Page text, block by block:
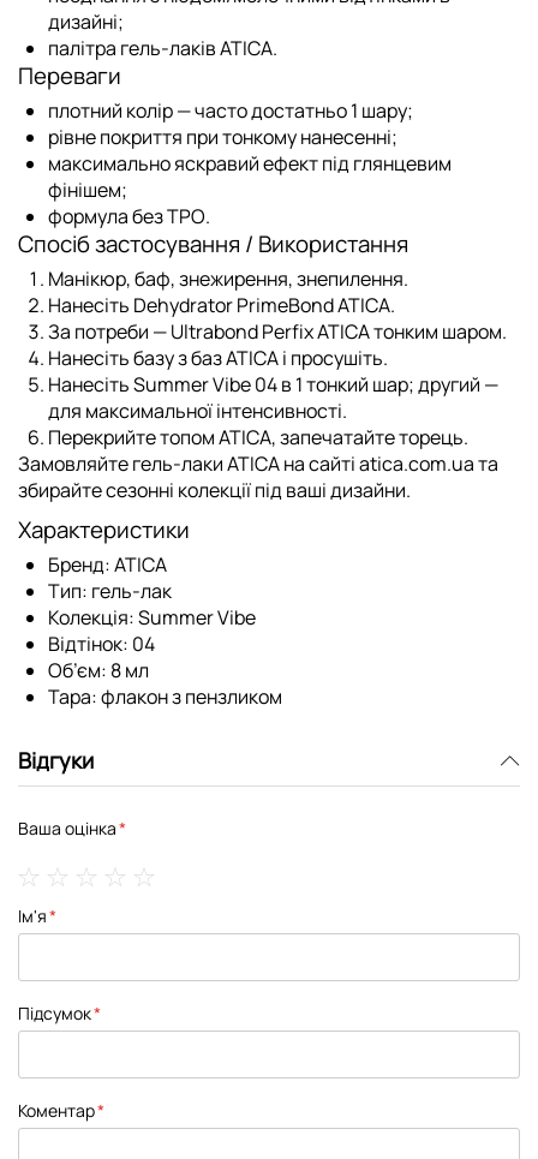
дизайні;
палітра гель-лаків ATICA.
Переваги
плотний колір— часто достатньо 1 шару;
рівне покриття при тонкому нанесенні;
максимально яскравий ефект під глянцевим
фінішем;
формулабез TPO.
Спосіб застосування / Використання
Манікюр, баф, знежирення, знепилення.
Нанесіть Dehydrator PrimeBond ATICA.
За потреби —Ultrabond Perfix ATICAтонким шаром.
Нанесіть базу збаз ATICAі просушіть.
НанесітьSummer Vibe 04в 1 тонкий шар; другий —
для максимальної інтенсивності.
Перекрийтетопом ATICA, запечатайте торець.
Замовляйте гель-лаки ATICA на сайті atica.com.ua та
збирайте сезонні колекції під ваші дизайни.
Характеристики
Бренд:ATICA
Тип: гель-лак
Колекція:Summer Vibe
Відтінок: 04
Об’єм: 8 мл
Тара:флакон з пензликом
Відгуки
Ваша оцінка
star
stars
stars
stars
stars
Ім'я
Підсумок
Коментар